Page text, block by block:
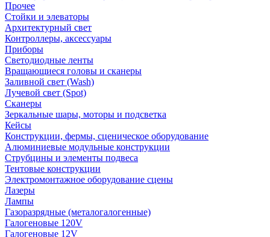
Прочее
Стойки и элеваторы
Архитектурный свет
Контроллеры, аксессуары
Приборы
Светодиодные ленты
Вращающиеся головы и сканеры
Заливной свет (Wash)
Лучевой свет (Spot)
Сканеры
Зеркальные шары, моторы и подсветка
Кейсы
Конструкции, фермы, сценическое оборудование
Алюминиевые модульные конструкции
Струбцины и элементы подвеса
Тентовые конструкции
Электромонтажное оборудование сцены
Лазеры
Лампы
Газоразрядные (металогалогенные)
Галогеновые 120V
Галогеновые 12V